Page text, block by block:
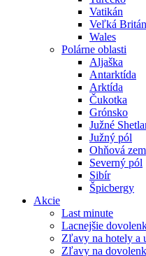
Vatikán
Veľká
Wales
Polárne oblasti
Aljaška
Antarktída
Arktída
Čukotka
Grónsko
Južné
Južný pól
Ohňová zem
Severný pól
Sibír
Špicbergy
Akcie
Last minute
Lacnejšie
Zľavy na hotely a
Zľavy na